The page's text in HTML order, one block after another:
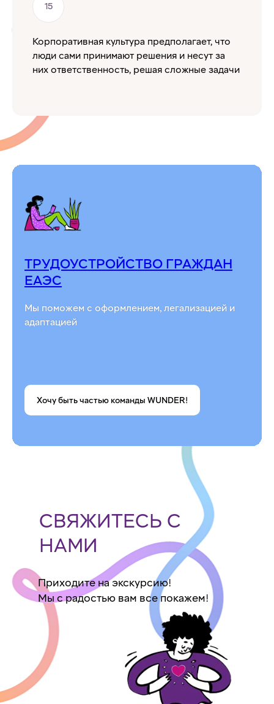
Корпоративная культура предполагает, что
люди сами принимают решения и несут за
них ответственность, решая сложные задачи
ТРУДОУСТРОЙСТВО ГРАЖДАН
ЕАЭС
Мы поможем с оформлением, легализацией и
адаптацией
Хочу быть частью команды WUNDER!
СВЯЖИТЕСЬ С
НАМИ
Приходите на экскурсию!
Мы с радостью вам все покажем!